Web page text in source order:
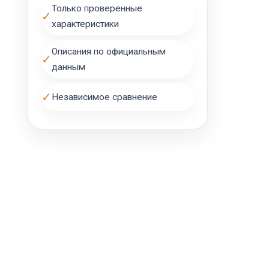
✓
Только проверенные
характеристики
✓
Описания по официальным
данным
✓ Независимое сравнение